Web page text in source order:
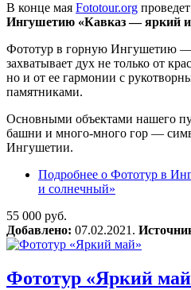
В конце мая Fototour.org проведет
Ингушетию «Кавказ — яркий
Фототур в горную Ингушетию —
захватывает дух не только от
но и от ее гармонии с
памятниками.
Основными объектами нашего
башни и много-много гор —
Ингушетии.
Подробнее о Фототур в
и солнечный»
55 000 руб.
Добавлено: 07.02.2021.
Фототур «Яркий